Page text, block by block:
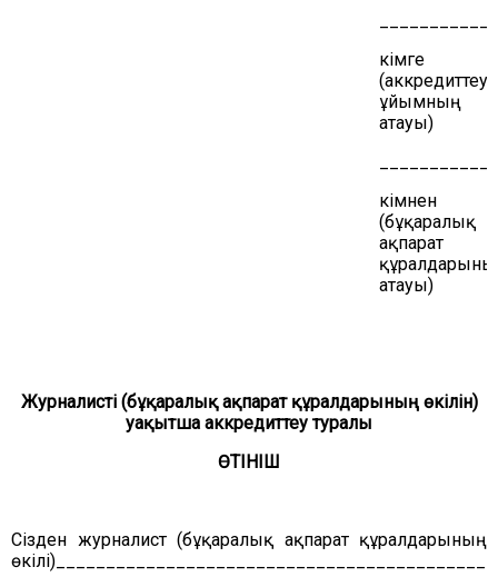
кімге
ұйымның
атауы)
кімнен
(бұқаралық
ақпарат
атауы)
Журналисті (бұқаралық ақпарат құралдарының өкілін)
уақытша аккредиттеу туралы
ӨТІНІШ
Сізден журналист (бұқаралық ақпарат құралдарының